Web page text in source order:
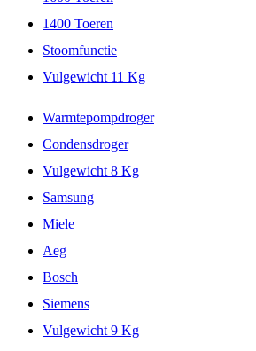
1400 Toeren
Stoomfunctie
Vulgewicht 11 Kg
Warmtepompdroger
Condensdroger
Vulgewicht 8 Kg
Samsung
Miele
Aeg
Bosch
Siemens
Vulgewicht 9 Kg